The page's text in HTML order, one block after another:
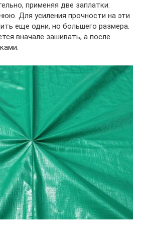
применяя две заплатки:
Для усиления прочности на эти
еще одни, но большего размера.
вначале зашивать, а после